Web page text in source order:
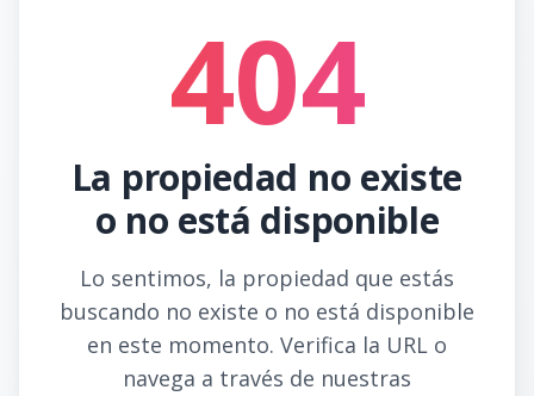
404
La propiedad no existe
o no está disponible
Lo sentimos, la propiedad que estás
buscando no existe o no está disponible
en este momento. Verifica la URL o
navega a través de nuestras